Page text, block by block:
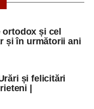
ortodox și cel
și în următorii ani
și felicitări
|